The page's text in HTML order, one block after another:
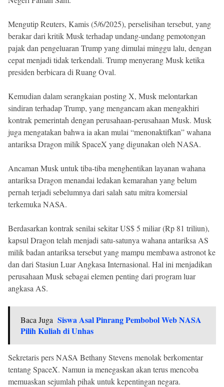
Mengutip Reuters, Kamis (5/6/2025), perselisihan tersebut, yang
berakar dari kritik Musk terhadap undang-undang pemotongan
pajak dan pengeluaran Trump yang dimulai minggu lalu, dengan
cepat menjadi tidak terkendali. Trump menyerang Musk ketika
presiden berbicara di Ruang Oval.
Kemudian dalam serangkaian posting X, Musk melontarkan
sindiran terhadap Trump, yang mengancam akan mengakhiri
kontrak pemerintah dengan perusahaan-perusahaan Musk. Musk
juga mengatakan bahwa ia akan mulai “menonaktifkan” wahana
antariksa Dragon milik SpaceX yang digunakan oleh NASA.
Ancaman Musk untuk tiba-tiba menghentikan layanan wahana
antariksa Dragon menandai ledakan kemarahan yang belum
pernah terjadi sebelumnya dari salah satu mitra komersial
terkemuka NASA.
Berdasarkan kontrak senilai sekitar US$ 5 miliar (Rp 81 triliun),
kapsul Dragon telah menjadi satu-satunya wahana antariksa AS
milik badan antariksa tersebut yang mampu membawa astronot ke
dan dari Stasiun Luar Angkasa Internasional. Hal ini menjadikan
perusahaan Musk sebagai elemen penting dari program luar
angkasa AS.
Baca Juga Siswa Asal Pinrang Pembobol Web NASA
Pilih Kuliah di Unhas
Sekretaris pers NASA Bethany Stevens menolak berkomentar
tentang SpaceX. Namun ia menegaskan akan terus mencoba
memuaskan sejumlah pihak untuk kepentingan negara.